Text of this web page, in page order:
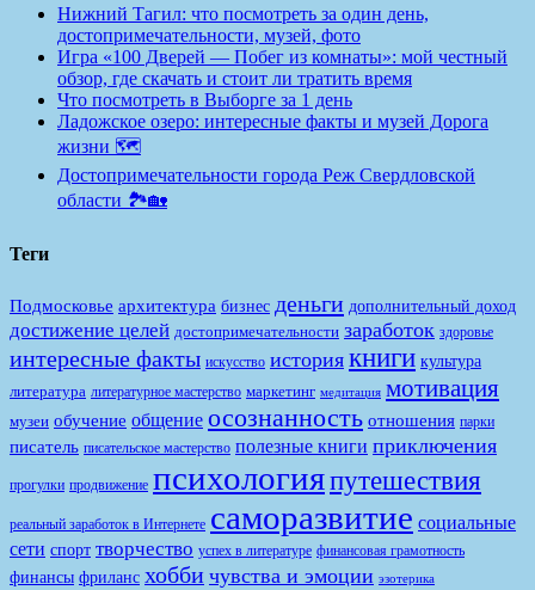
Нижний Тагил: что посмотреть за один день,
достопримечательности, музей, фото
Игра «100 Дверей — Побег из комнаты»: мой честный
обзор, где скачать и стоит ли тратить время
Что посмотреть в Выборге за 1 день
Ладожское озеро: интересные факты и музей Дорога
жизни 🗺️
Достопримечательности города Реж Свердловской
области 🏞️🏡
Теги
Подмосковье архитектура бизнес деньги дополнительный доход
достижение целей достопримечательности заработок здоровье
интересные факты искусство история книги культура
литература литературное мастерство маркетинг медитация мотивация
музеи обучение общение осознанность отношения парки
писатель писательское мастерство полезные книги приключения
прогулки продвижение психологияпутешествия
реальный заработок в Интернете саморазвитие социальные
сети спорт творчество успех в литературе финансовая грамотность
финансы фриланс хобби чувства и эмоции эзотерика